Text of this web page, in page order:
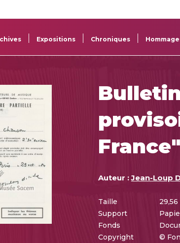
Sacem
projets
Sacem
Expositions Chroniques
France"
Auteur : Jean-Loup
Taille
Support
Fonds
Copyright
©